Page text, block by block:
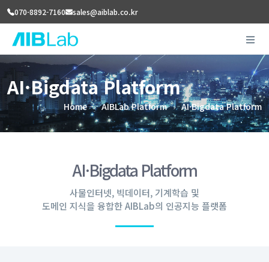
070-8892-7160 sales@aiblab.co.kr
AI·Bigdata Platform
Home AIBLab Platform AI·Bigdata Platform
AI·Bigdata Platform
사물인터넷, 빅데이터, 기계학습 및
도메인 지식을 융합한 AIBLab의 인공지능 플랫폼